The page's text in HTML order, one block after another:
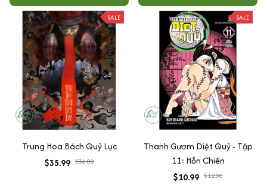
SALE
Trung Hoa Bách Quỷ Lục
$35.99 $36.00
SALE
Thanh Gươm Diệt Quỷ - Tập
11: Hỗn Chiến
$10.99 $12.00